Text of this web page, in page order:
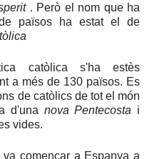
. Però el nom que ha
països ha estat el de
catòlica s'ha estès
a més de 130 països. Es
de catòlics de tot el món
d'una nova Pentecosta i
vides.
començar a Espanya a